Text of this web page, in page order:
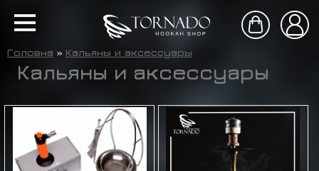
Головна » Кальяны и аксессуары
Кальяны и аксессуары